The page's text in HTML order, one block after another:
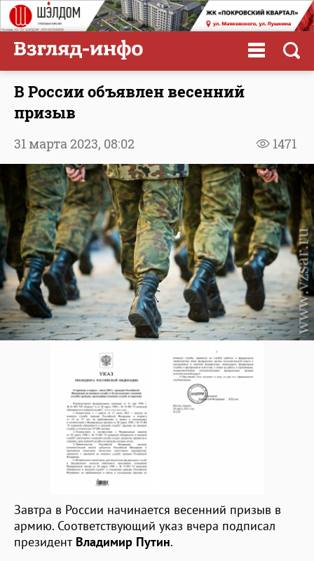
В России объявлен весенний
призыв
1471
31 марта 2023, 08:02
Завтра в России начинается весенний призыв в
армию. Соответствующий указ вчера подписал
президент Владимир Путин.